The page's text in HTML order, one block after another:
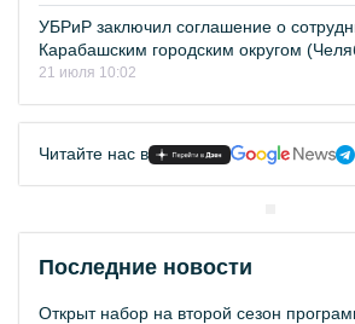
УБРиР заключил соглашение о
Карабашским городским округом
21 июля 10:02
Читайте нас в
Последние новости
Открыт набор на второй сезон